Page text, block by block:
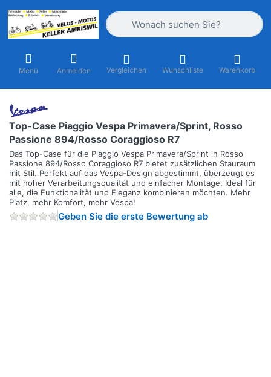
Geben Sie einen Suchbegriff ein.
Menü Anmelden Vergleichen Wunschliste Warenkorb
Top-Case Piaggio Vespa Primavera/Sprint, Rosso
Passione 894/Rosso Coraggioso R7
Das Top-Case für die Piaggio Vespa Primavera/Sprint in Rosso
Passione 894/Rosso Coraggioso R7 bietet zusätzlichen Stauraum
mit Stil. Perfekt auf das Vespa-Design abgestimmt, überzeugt es
mit hoher Verarbeitungsqualität und einfacher Montage. Ideal für
alle, die Funktionalität und Eleganz kombinieren möchten. Mehr
Platz, mehr Komfort, mehr Vespa!
Geben Sie die erste Bewertung ab